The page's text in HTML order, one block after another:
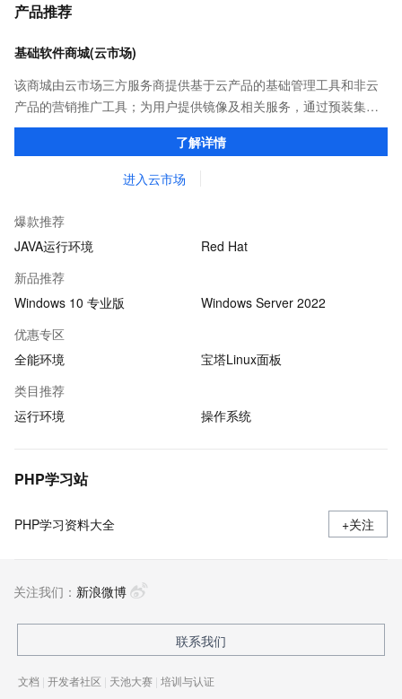
产品推荐
基础软件商城(云市场)
该商城由云市场三方服务商提供基于云产品的基础管理工具和非云
产品的营销推广工具；为用户提供镜像及相关服务，通过预装集成
环境及软件，实现云服务器即开即于阿里云的独立软件类，包括商
业软件、系统软件、营销软件等。了解详情
进入云市场
爆款推荐
JAVA运行环境
Red Hat
新品推荐
Windows 10 专业版
Windows Server 2022
优惠专区
全能环境
宝塔Linux面板
类目推荐
运行环境
操作系统
PHP学习站
PHP学习资料大全 +关注
关注我们： 新浪微博
联系我们
文档 | 开发者社区 | 天池大赛 | 培训与认证